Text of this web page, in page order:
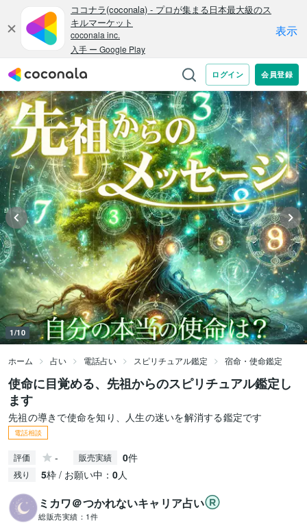
1/10
ホーム 占い 電話占い スピリチュアル鑑定 宿命・使命鑑定
使命に目覚める、先祖からのスピリチュアル鑑定し
ます
先祖の導きで使命を知り、人生の迷いを解消する鑑定です
電話相談
評価 - 販売実績 0件
残り 5枠 / お願い中： 0人
ミカワ＠つかれないキャリア占い
総販売実績： 1件